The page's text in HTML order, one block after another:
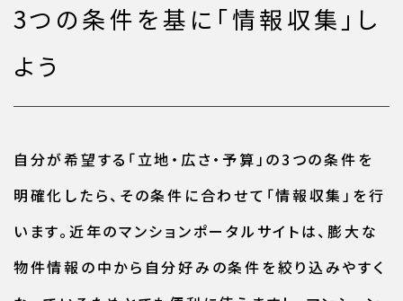
3つの条件を基に「情報収集」し
よう
自分が希望する「立地・広さ・予算」の3つの条件を
明確化したら、その条件に合わせて「情報収集」を行
います。近年のマンションポータルサイトは、膨大な
物件情報の中から自分好みの条件を絞り込みやすく